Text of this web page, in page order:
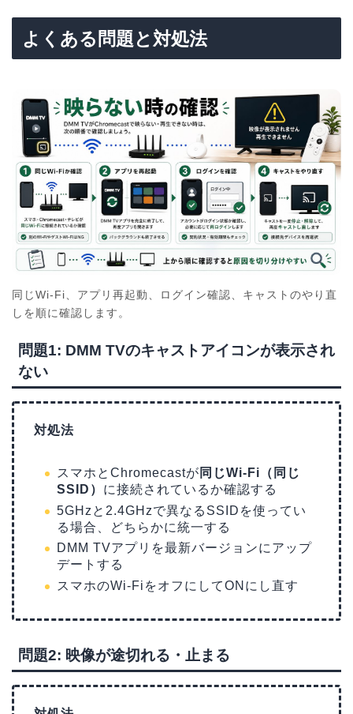
よくある問題と対処法
同じWi-Fi、アプリ再起動、ログイン確認、キャストのやり直
しを順に確認します。
問題1: DMM TVのキャストアイコンが表示され
ない
対処法
スマホとChromecastが 同じWi-Fi（同じ
SSID） に接続されているか確認する
5GHzと2.4GHzで異なるSSIDを使ってい
る場合、どちらかに統一する
DMM TVアプリを最新バージョンにアップ
デートする
スマホのWi-FiをオフにしてONにし直す
問題2: 映像が途切れる・止まる